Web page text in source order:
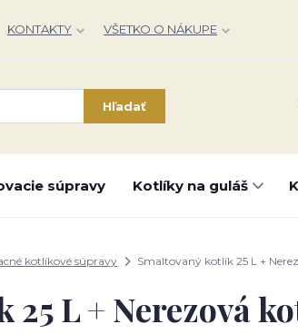
KONTAKTY VŠETKO O NÁKUPE
Hľadať
súpravy Kotlíky na guláš
kotlíkové súpravy Smaltovaný kotlík 25 L +
L + Nerezová